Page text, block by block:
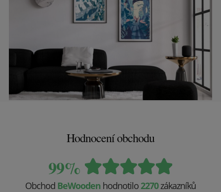
Hodnocení obchodu
99%
Obchod BeWooden hodnotilo 2270zákazníků